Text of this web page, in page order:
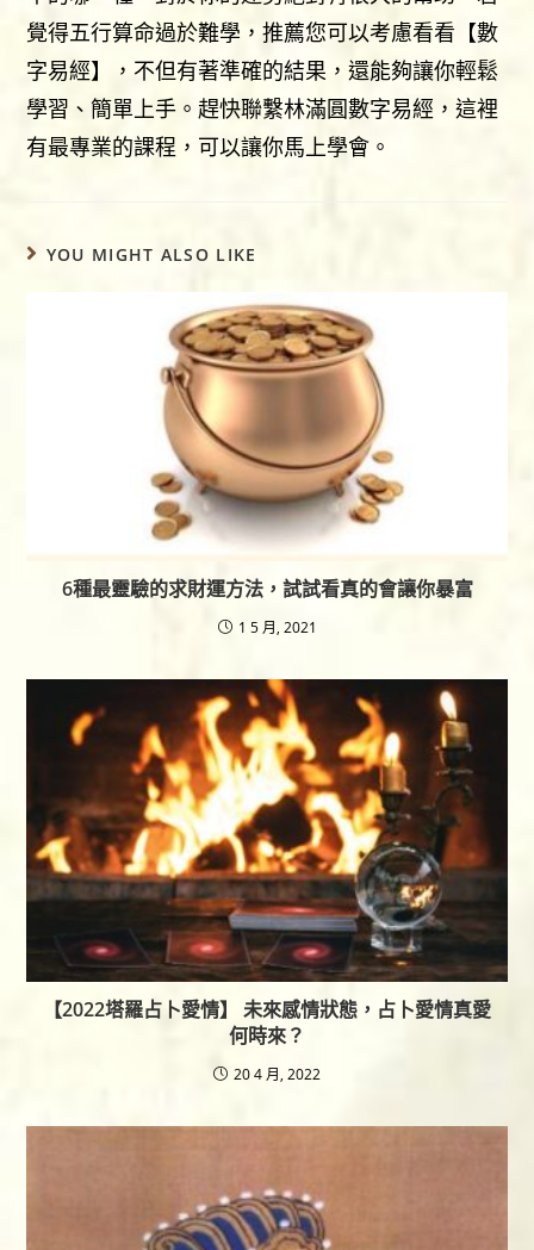
覺得五行算命過於難學，推薦您可以考慮看看【數
字易經】，不但有著準確的結果，還能夠讓你輕鬆
學習、簡單上手。趕快聯繫林滿圓數字易經，這裡
有最專業的課程，可以讓你馬上學會。
YOU MIGHT ALSO LIKE
6種最靈驗的求財運方法，試試看真的會讓你暴富
1 5 月, 2021
【2022塔羅占卜愛情】 未來感情狀態，占卜愛情真愛
何時來？
20 4 月, 2022